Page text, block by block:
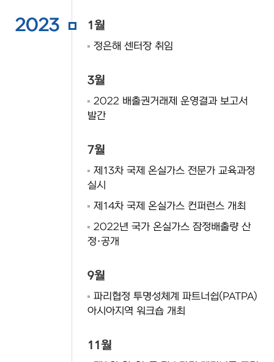
2023 1월
정은해 센터장 취임
3월
2022 배출권거래제 운영결과 보고서
발간
7월
제13차 국제 온실가스 전문가 교육과정
실시
제14차 국제 온실가스 컨퍼런스 개최
2022년 국가 온실가스 잠정배출량 산
정·공개
9월
파리협정 투명성체계 파트너쉽(PATPA)
아시아지역 워크숍 개최
11월